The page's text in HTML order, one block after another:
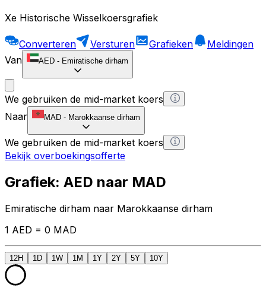
Xe Historische Wisselkoersgrafiek
Converteren Versturen Grafieken
Meldingen
Van
AED - Emiratische dirham
We gebruiken de mid-market koers
Naar
MAD - Marokkaanse dirham
We gebruiken de mid-market koers
Bekijk overboekingsofferte
Grafiek: AED naar MAD
Emiratische dirham naar Marokkaanse dirham
1 AED = 0 MAD
12H 1D 1W 1M 1Y 2Y 5Y 10Y